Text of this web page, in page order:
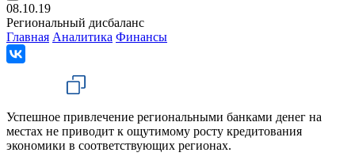
08.10.19
Региональный дисбаланс
Главная Аналитика Финансы
Успешное привлечение региональными банками денег на
местах не приводит к ощутимому росту кредитования
экономики в соответствующих регионах.